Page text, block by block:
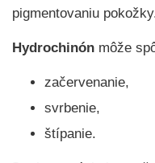
pigmentovaniu
Hydrochinón môže
začervenanie,
svrbenie,
štípanie.